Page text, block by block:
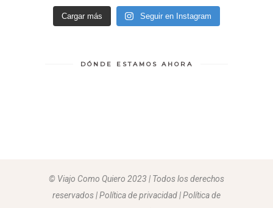
Cargar más Seguir en Instagram
DÓNDE ESTAMOS AHORA
© Viajo Como Quiero 2023 | Todos los derechos
reservados | Política de privacidad | Política de